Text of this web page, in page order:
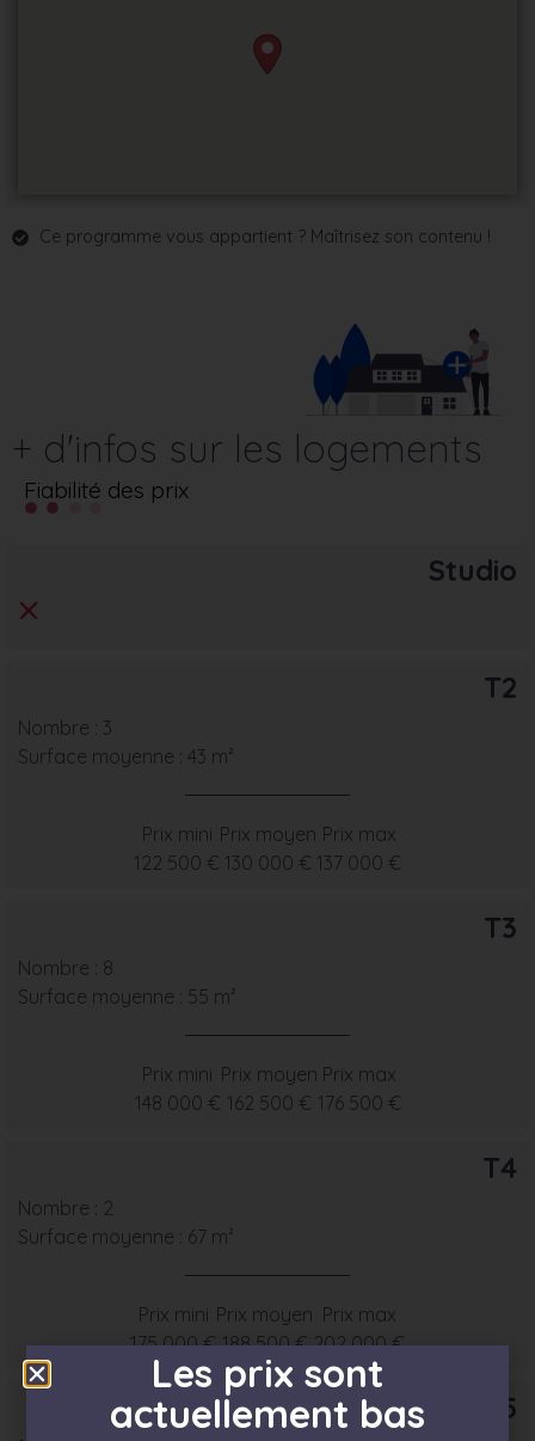
Ce programme vous appartient ? Maîtrisez son contenu !
+ d'infos sur les logements
Fiabilité des prix
Studio
T2
Nombre : 3
Surface moyenne : 43 m²
Prix mini
122 500 €
Prix moyen
130 000 €
Prix max
137 000 €
T3
Nombre : 8
Surface moyenne : 55 m²
Prix mini
148 000 €
Prix moyen
162 500 €
Prix max
176 500 €
T4
Nombre : 2
Surface moyenne : 67 m²
Prix mini
175 000 €
Prix moyen
188 500 €
Prix max
202 000 €
T5
Les prix sont
actuellement bas